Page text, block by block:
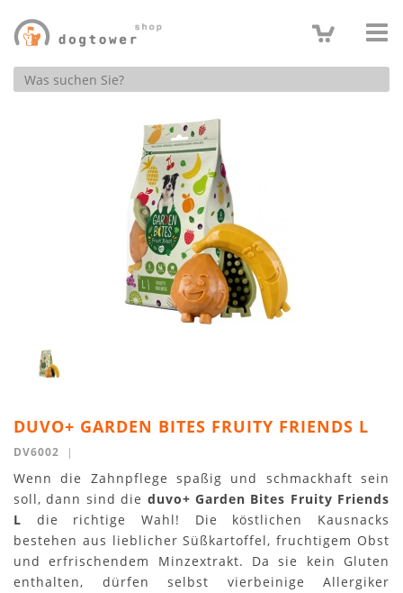
Produktsuche
DUVO+ GARDEN BITES FRUITY FRIENDS L
DV6002 |
Wenn die Zahnpflege spaßig und schmackhaft sein
soll, dann sind die duvo+ Garden Bites Fruity Friends
L die richtige Wahl! Die köstlichen Kausnacks
bestehen aus lieblicher Süßkartoffel, fruchtigem Obst
und erfrischendem Minzextrakt. Da sie kein Gluten
enthalten, dürfen selbst vierbeinige Allergiker